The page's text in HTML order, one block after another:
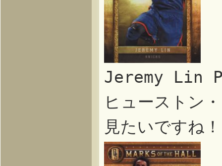
Jeremy Lin
ヒューストン
見たいですね！